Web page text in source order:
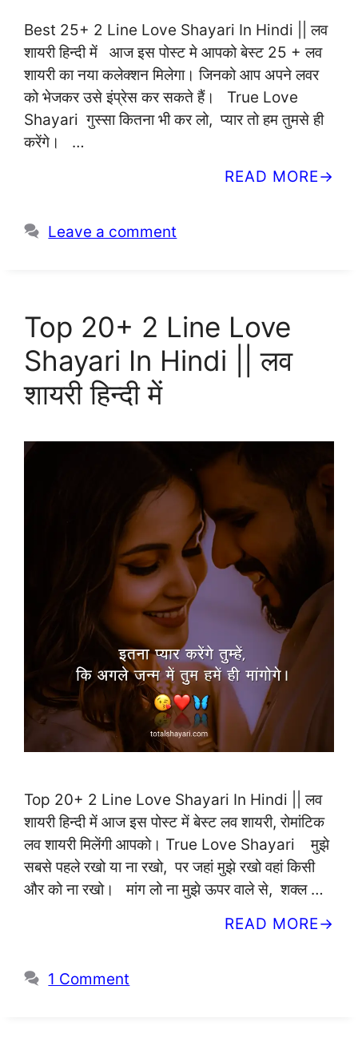
Best 25+ 2 Line Love Shayari In Hindi || लव
शायरी हिन्दी में आज इस पोस्ट मे आपको बेस्ट 25 + लव
शायरी का नया कलेक्शन मिलेगा। जिनको आप अपने लवर
को भेजकर उसे इंप्रेस कर सकते हैं। True Love
Shayari गुस्सा कितना भी कर लो, प्यार तो हम तुमसे ही
करेंगे। …
READ MORE
Leave a comment
Top 20+ 2 Line Love
Shayari In Hindi || लव
शायरी हिन्दी में
Top 20+ 2 Line Love Shayari In Hindi || लव
शायरी हिन्दी में आज इस पोस्ट में बेस्ट लव शायरी, रोमांटिक
लव शायरी मिलेंगी आपको। True Love Shayari मुझे
सबसे पहले रखो या ना रखो, पर जहां मुझे रखो वहां किसी
और को ना रखो। मांग लो ना मुझे ऊपर वाले से, शक्ल …
READ MORE
1 Comment